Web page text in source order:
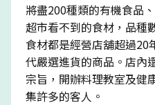
將盡200種類的有機食品
超市看不到的食材，品種
食材都是經營店舖超過20
代嚴選進貨的商品。店內
宗旨，開辦料理教室及健
集許多的客人。